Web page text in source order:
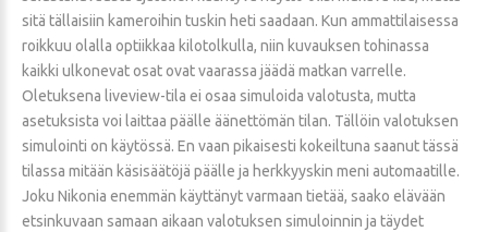
sitä tällaisiin kameroihin tuskin heti saadaan. Kun ammattilaisessa
roikkuu olalla optiikkaa kilotolkulla, niin kuvauksen tohinassa
kaikki ulkonevat osat ovat vaarassa jäädä matkan varrelle.
Oletuksena liveview-tila ei osaa simuloida valotusta, mutta
asetuksista voi laittaa päälle äänettömän tilan. Tällöin valotuksen
simulointi on käytössä. En vaan pikaisesti kokeiltuna saanut tässä
tilassa mitään käsisäätöjä päälle ja herkkyyskin meni automaatille.
Joku Nikonia enemmän käyttänyt varmaan tietää, saako elävään
etsinkuvaan samaan aikaan valotuksen simuloinnin ja täydet